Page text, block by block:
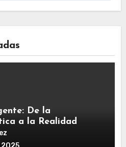
De la
a la Realidad